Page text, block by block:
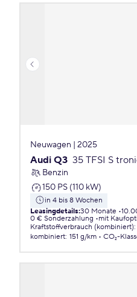
Neuwagen | 2025
Audi Q3 35 TFSI S
Benzin
150 PS (110 kW)
in 4 bis 8 Wochen
Leasingdetails:30 Monate
0 € Sonderzahlung
mit
Kraftstoffverbrauch (kombiniert):
kombiniert: 151 g/km CO₂-